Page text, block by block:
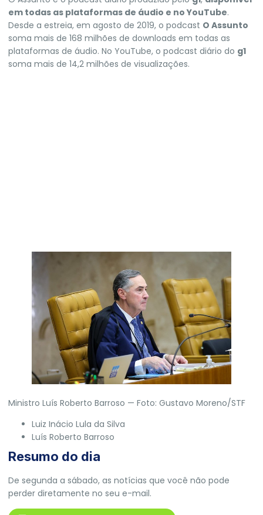
em todas as plataformas de áudio e no YouTube.
Desde a estreia, em agosto de 2019, o podcast O Assunto
soma mais de 168 milhões de downloads em todas as
plataformas de áudio. No YouTube, o podcast diário do g1
soma mais de 14,2 milhões de visualizações.
Ministro Luís Roberto Barroso — Foto: Gustavo Moreno/STF
Luiz Inácio Lula da Silva
Luís Roberto Barroso
Resumo do dia
De segunda a sábado, as notícias que você não pode
perder diretamente no seu e-mail.